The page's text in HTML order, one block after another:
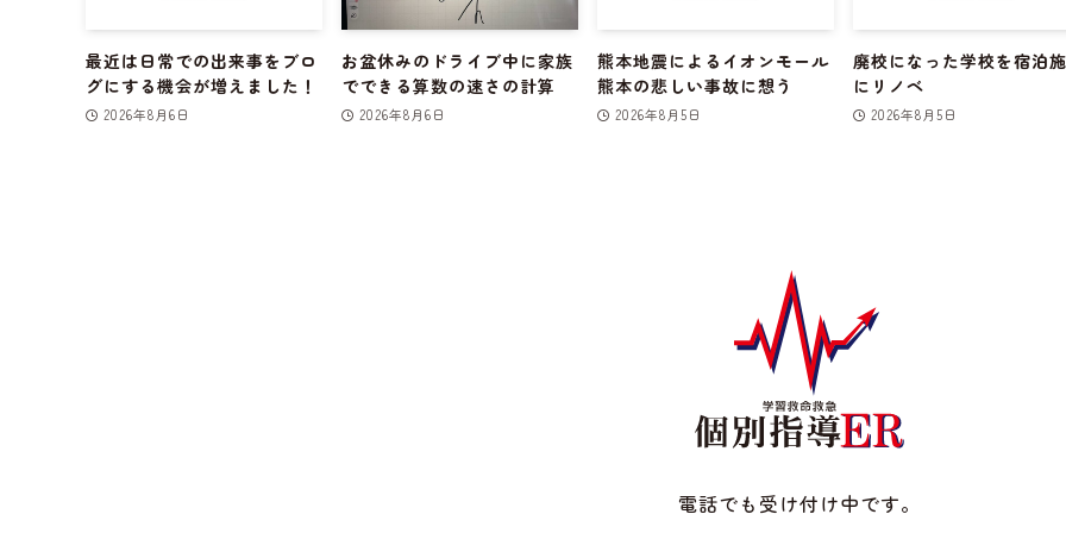
最近は日常での出来事をブロ
グにする機会が増えました！
2026年8月6日
お盆休みのドライブ中に家族
でできる算数の速さの計算
2026年8月6日
熊本地震によるイオンモール
熊本の悲しい事故に想う
2026年8月5日
廃校になった学校を宿泊
にリノベ
2026年8月5日
電話でも受け付け中です。